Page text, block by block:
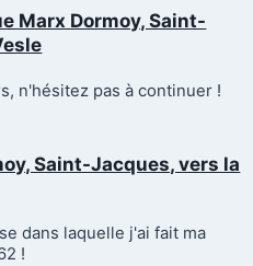
Marx Dormoy, Saint-
n'hésitez pas à continuer !
Saint-Jacques, vers la
dans laquelle j'ai fait ma
!